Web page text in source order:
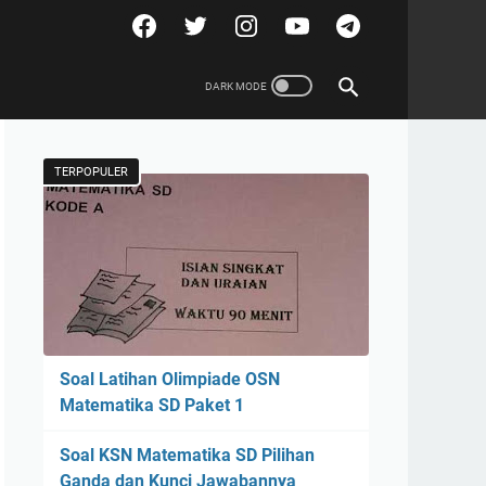
TERPOPULER
Soal Latihan Olimpiade OSN
Matematika SD Paket 1
Soal KSN Matematika SD Pilihan
Ganda dan Kunci Jawabannya